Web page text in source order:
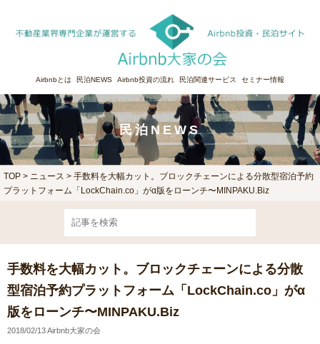
Airbnbとは 民泊NEWS Airbnb投資の流れ 民泊関連サービス セミナー情報
民泊NEWS
TOP > ニュース > 手数料を大幅カット。ブロックチェーンによる分散型宿泊予約
プラットフォーム「LockChain.co」がα版をローンチ〜MINPAKU.Biz
手数料を大幅カット。ブロックチェーンによる分散
型宿泊予約プラットフォーム「LockChain.co」がα
版をローンチ〜MINPAKU.Biz
2018/02/13 Airbnb大家の会